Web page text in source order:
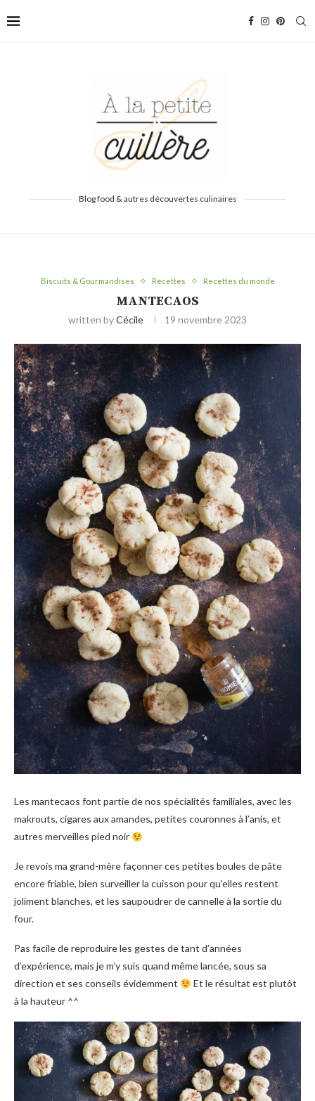
Blog food & autres découvertes culinaires
Biscuits & Gourmandises Recettes Recettes du monde
MANTECAOS
written byCécile 19 novembre 2023
Les mantecaos font partie de nos spécialités familiales, avec les
makrouts, cigares aux amandes, petites couronnes à l’anis, et
autres merveilles pied noir
Je revois ma grand-mère façonner ces petites boules de pâte
encore friable, bien surveiller la cuisson pour qu’elles restent
joliment blanches, et les saupoudrer de cannelle à la sortie du
four.
Pas facile de reproduire les gestes de tant d’années
d’expérience, mais je m’y suis quand même lancée, sous sa
direction et ses conseils évidemment
Et le résultat est plutôt
à la hauteur ^^